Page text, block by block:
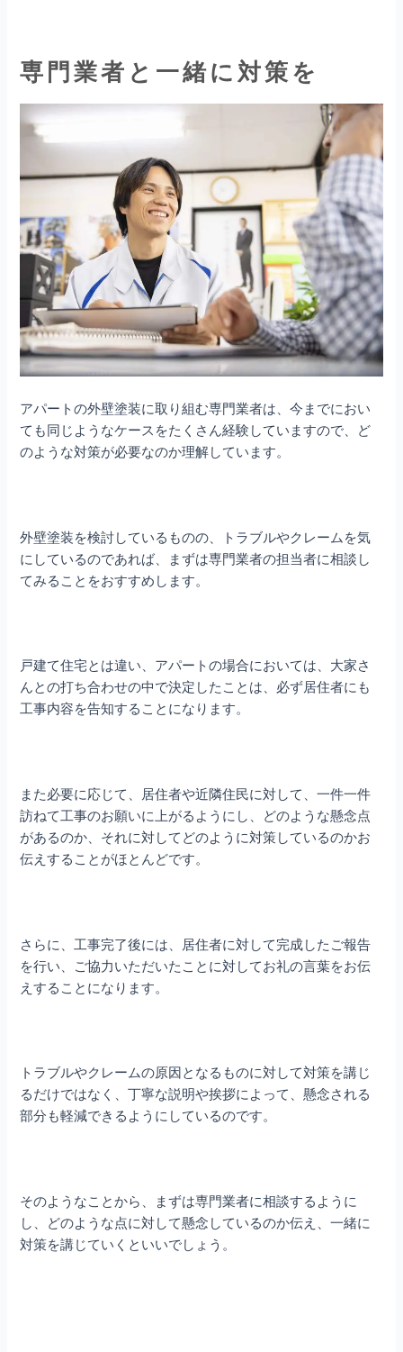
専門業者と一緒に対策を
アパートの外壁塗装に取り組む専門業者は、今までにおい
ても同じようなケースをたくさん経験していますので、ど
のような対策が必要なのか理解しています。
外壁塗装を検討しているものの、トラブルやクレームを気
にしているのであれば、まずは専門業者の担当者に相談し
てみることをおすすめします。
戸建て住宅とは違い、アパートの場合においては、大家さ
んとの打ち合わせの中で決定したことは、必ず居住者にも
工事内容を告知することになります。
また必要に応じて、居住者や近隣住民に対して、一件一件
訪ねて工事のお願いに上がるようにし、どのような懸念点
があるのか、それに対してどのように対策しているのかお
伝えすることがほとんどです。
さらに、工事完了後には、居住者に対して完成したご報告
を行い、ご協力いただいたことに対してお礼の言葉をお伝
えすることになります。
トラブルやクレームの原因となるものに対して対策を講じ
るだけではなく、丁寧な説明や挨拶によって、懸念される
部分も軽減できるようにしているのです。
そのようなことから、まずは専門業者に相談するように
し、どのような点に対して懸念しているのか伝え、一緒に
対策を講じていくといいでしょう。